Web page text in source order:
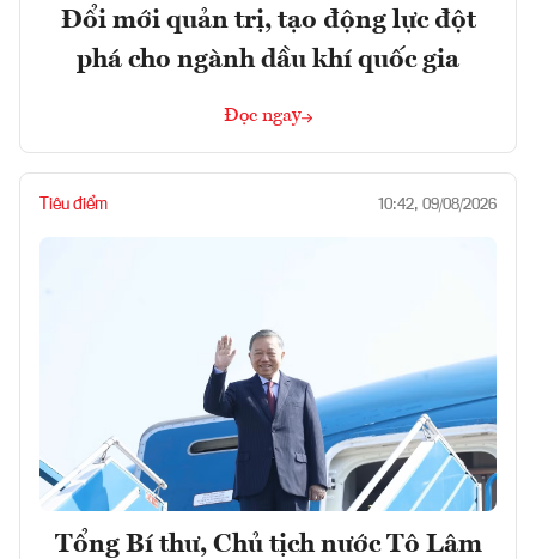
Đổi mới quản trị, tạo động lực đột
phá cho ngành dầu khí quốc gia
Đọc ngay
Tiêu điểm 10:42, 09/08/2026
Tổng Bí thư, Chủ tịch nước Tô Lâm